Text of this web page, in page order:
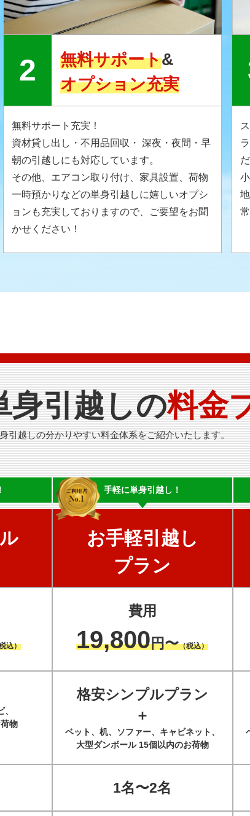
無料サポート&
オプション充実
無料サポート充実！
資材貸し出し・不用品回収・ 深夜・夜間・早
朝の引越しにも対応しています。
その他、エアコン取り付け、家具設置、荷物
一時預かりなどの単身引越しに嬉しいオプシ
ョンも充実しておりますので、ご要望をお聞
かせください！
身引越しの料金
引越しの分かりやすい料金体系をご紹介いたします。
手軽に単身引越し！
お手軽引越し
プラン
込）
費用
19,800円〜（税込）
物
格安シンプルプラン
＋
ベット、机、ソファー、キャビネット、
大型ダンボール 15個以内のお荷物
1名〜2名